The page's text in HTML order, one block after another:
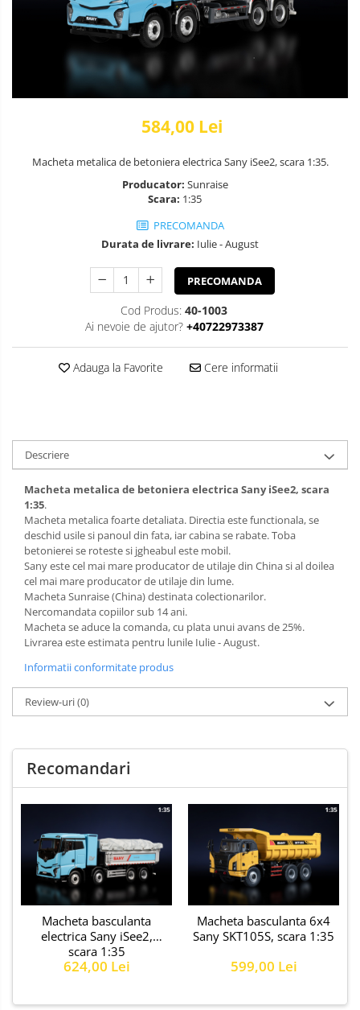
584,00 Lei
Macheta metalica de betoniera electrica Sany iSee2, scara 1:35.
Producator: Sunraise
Scara: 1:35
PRECOMANDA
Durata de livrare: Iulie - August
PRECOMANDA
Cod Produs: 40-1003
Ai nevoie de ajutor? +40722973387
Adauga la Favorite Cere informatii
Descriere
Macheta metalica de betoniera electrica Sany iSee2, scara
1:35.
Macheta metalica foarte detaliata. Directia este functionala, se
deschid usile si panoul din fata, iar cabina se rabate. Toba
betonierei se roteste si jgheabul este mobil.
Sany este cel mai mare producator de utilaje din China si al doilea
cel mai mare producator de utilaje din lume.
Macheta Sunraise (China) destinata colectionarilor.
Nercomandata copiilor sub 14 ani.
Macheta se aduce la comanda, cu plata unui avans de 25%.
Livrarea este estimata pentru lunile Iulie - August.
Informatii conformitate produs
Review-uri(0)
Recomandari
Macheta basculanta
electrica Sany iSee2,
scara 1:35
624,00 Lei
Macheta basculanta 6x4
Sany SKT105S, scara 1:35
599,00 Lei